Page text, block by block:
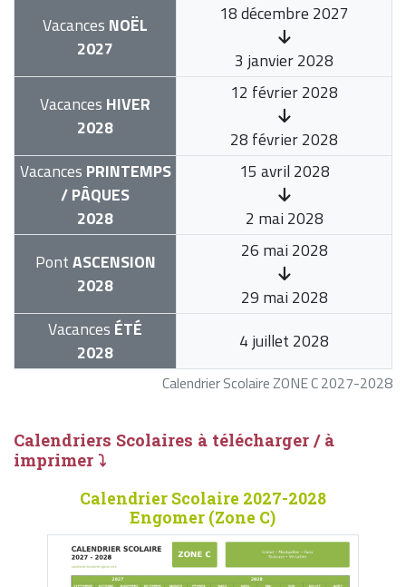
Calendrier Scolaire ZONE C 2027-2028
Vacances NOËL
2027
18 décembre 2027
3 janvier 2028
Vacances HIVER
2028
12 février 2028
28 février 2028
Vacances PRINTEMPS
/ PÂQUES
2028
15 avril 2028
2 mai 2028
PontASCENSION
2028
26 mai 2028
29 mai 2028
Vacances ÉTÉ
2028
4 juillet 2028
Calendriers Scolaires à télécharger / à
imprimer ⤵
Calendrier Scolaire 2027-2028
Engomer (Zone C)